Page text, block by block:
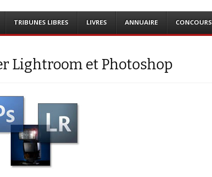
TRIBUNES LIBRES LIVRES ANNUAIRE CONCOURS
Lightroom et Photoshop